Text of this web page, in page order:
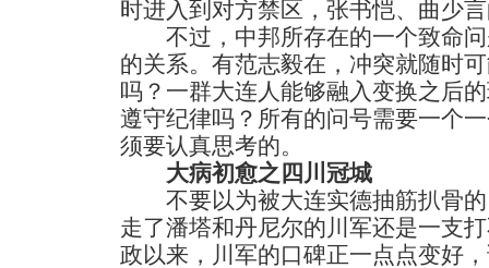
时进入到对方禁区，张书恺、曲少
不过，中邦所存在的一个致命问
的关系。有范志毅在，冲突就随时
吗？一群大连人能够融入变换之后
遵守纪律吗？所有的问号需要一个
须要认真思考的。
大病初愈之四川冠城
不要以为被大连实德抽筋扒骨的
走了潘塔和丹尼尔的川军还是一支
政以来，川军的口碑正一点点变好